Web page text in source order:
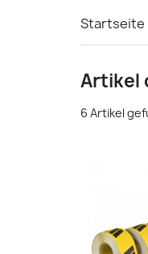
Startseite
Artikel
6 Artikel